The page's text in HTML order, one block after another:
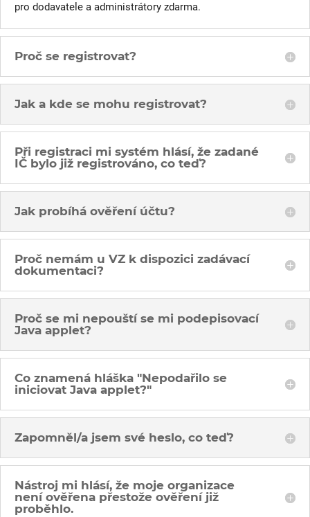
pro dodavatele a administrátory zdarma.
Proč se registrovat?
Jak a kde se mohu registrovat?
Při registraci mi systém hlásí, že zadané
IČ bylo již registrováno, co teď?
Jak probíhá ověření účtu?
Proč nemám u VZ k dispozici zadávací
dokumentaci?
Proč se mi nepouští se mi podepisovací
Java applet?
Co znamená hláška "Nepodařilo se
iniciovat Java applet?"
Zapomněl/a jsem své heslo, co teď?
Nástroj mi hlásí, že moje organizace
není ověřena přestože ověření již
proběhlo.